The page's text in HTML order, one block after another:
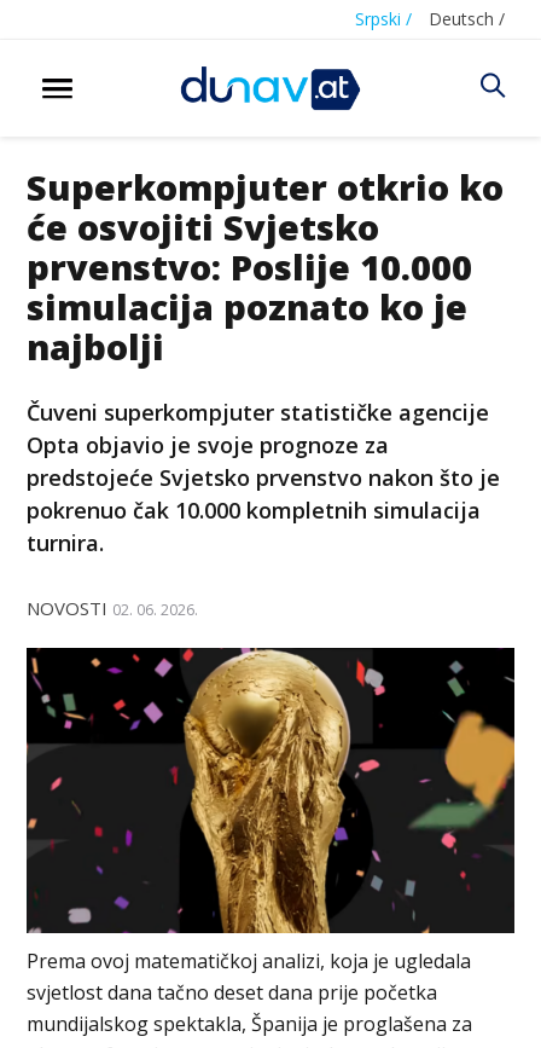
Srpski / Deutsch /
Superkompjuter otkrio ko
će osvojiti Svjetsko
prvenstvo: Poslije 10.000
simulacija poznato ko je
najbolji
Čuveni superkompjuter statističke agencije
Opta objavio je svoje prognoze za
predstojeće Svjetsko prvenstvo nakon što je
pokrenuo čak 10.000 kompletnih simulacija
turnira.
NOVOSTI 02. 06. 2026.
Prema ovoj matematičkoj analizi, koja je ugledala
svjetlost dana tačno deset dana prije početka
mundijalskog spektakla, Španija je proglašena za